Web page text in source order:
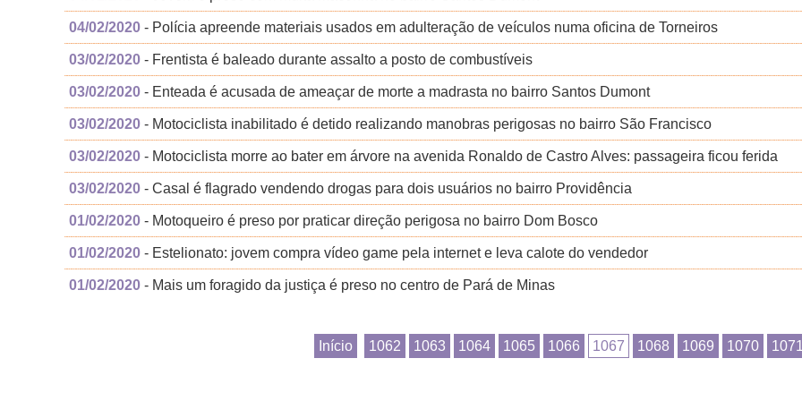
04/02/2020 - Polícia apreende materiais usados em adulteração de veículos numa oficina de Torneiros
03/02/2020 - Frentista é baleado durante assalto a posto de combustíveis
03/02/2020 - Enteada é acusada de ameaçar de morte a madrasta no bairro Santos Dumont
03/02/2020 - Motociclista inabilitado é detido realizando manobras perigosas no bairro São Francisco
03/02/2020 - Motociclista morre ao bater em árvore na avenida Ronaldo de Castro Alves: passageira ficou ferida
03/02/2020 - Casal é flagrado vendendo drogas para dois usuários no bairro Providência
01/02/2020 - Motoqueiro é preso por praticar direção perigosa no bairro Dom Bosco
01/02/2020 - Estelionato: jovem compra vídeo game pela internet e leva calote do vendedor
01/02/2020 - Mais um foragido da justiça é preso no centro de Pará de Minas
Início 1062 1063 1064 1065 1066 1067 1068 1069 1070 1071